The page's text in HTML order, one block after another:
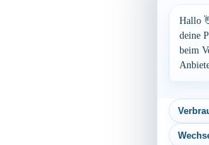
Hallo
deine
beim